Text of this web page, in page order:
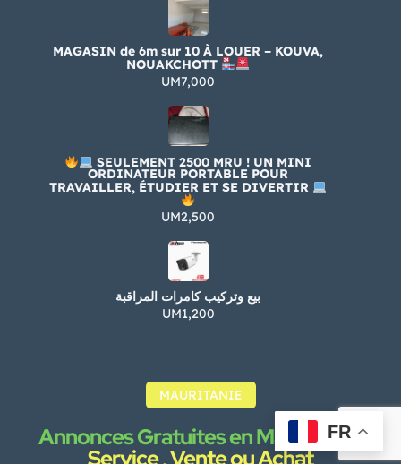
MAGASIN de 6m sur 10 À LOUER – KOUVA,
NOUAKCHOTT
UM7,000
SEULEMENT 2500 MRU ! UN MINI
ORDINATEUR PORTABLE POUR
TRAVAILLER, ÉTUDIER ET SE DIVERTIR
UM2,500
بيع وتركيب كامرات المراقبة
UM1,200
MAURITANIE
Annonces Gratuites en Mauritanie :
FR